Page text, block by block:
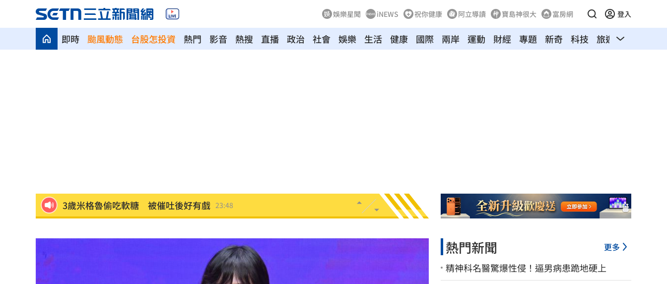
娛樂星聞 iNEWS 祝你健康 阿立導讀 寶島神很大 富房網 登入
即時 颱風動態 台股怎投資 熱門 影音 熱搜 直播 政治 社會 娛樂 生活 健康 國際 兩岸 運動 財經 專題 新奇 科技 旅遊 汽車
3歲米格魯偷吃軟糖 被催吐後好有戲 23:48
南港Lalaport鷹架坍塌！3櫃位暫停營業 23:34
疊單計薪遭控違法 UberEats都說了 23:33
熱門新聞 更多
精神科名醫驚爆性侵！逼男病患跪地硬上